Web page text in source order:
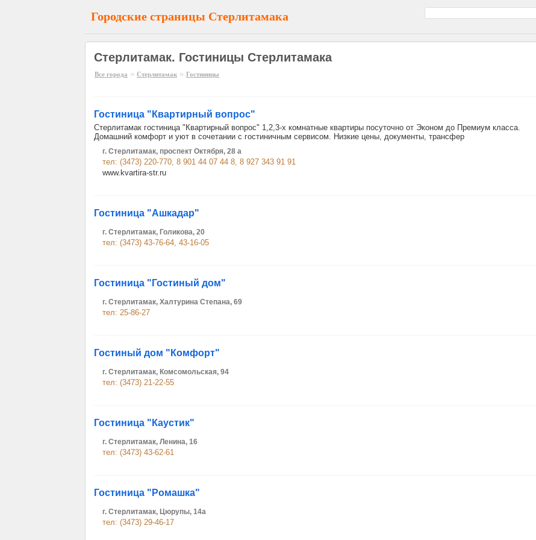
Городские страницы Стерлитамака
Стерлитамак. Гостиницы Стерлитамака
Все города » Стерлитамак » Гостиницы
Гостиница "Квартирный вопрос"
Стерлитамак гостиница "Квартирный вопрос" 1,2,3-х комнатные квартиры посуточно от Эконом до Премиум класса.
Домашний комфорт и уют в сочетании с гостиничным сервисом. Низкие цены, документы, трансфер
г. Стерлитамак, проспект Октября, 28 а
тел: (3473) 220-770, 8 901 44 07 44 8, 8 927 343 91 91
www.kvartira-str.ru
Гостиница "Ашкадар"
г. Стерлитамак, Голикова, 20
тел: (3473) 43-76-64, 43-16-05
Гостиница "Гостиный дом"
г. Стерлитамак, Халтурина Степана, 69
тел: 25-86-27
Гостиный дом "Комфорт"
г. Стерлитамак, Комсомольская, 94
тел: (3473) 21-22-55
Гостиница "Каустик"
г. Стерлитамак, Ленина, 16
тел: (3473) 43-62-61
Гостиница "Ромашка"
г. Стерлитамак, Цюрупы, 14a
тел: (3473) 29-46-17